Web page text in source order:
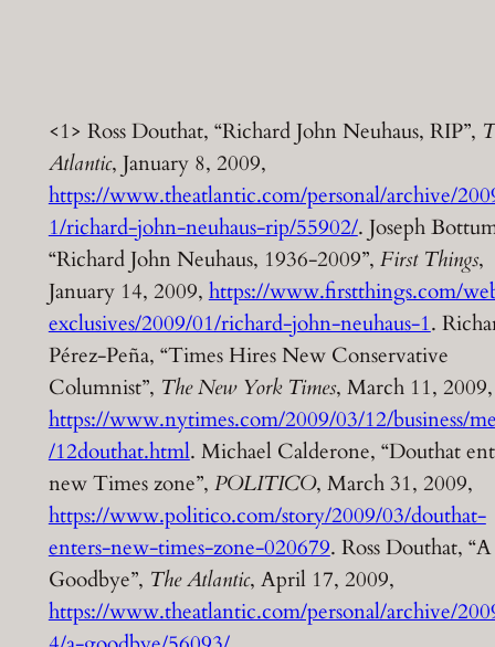
<1> Ross Douthat, “Richard John Neuhaus, RIP”,
Atlantic, January 8, 2009,
https://www.theatlantic.com/personal/archive/
1/richard-john-neuhaus-rip/55902/. Joseph
“Richard John Neuhaus, 1936-2009”, First Things,
January 14, 2009, https://www.firstthings.com/
exclusives/2009/01/richard-john-neuhaus-1.
Pérez-Peña, “Times Hires New Conservative
Columnist”, The New York Times, March 11, 2009,
https://www.nytimes.com/2009/03/12/business/
/12douthat.html. Michael Calderone, “Douthat
new Times zone”, POLITICO, March 31, 2009,
https://www.politico.com/story/2009/03/douthat-
enters-new-times-zone-020679. Ross Douthat, “A
Goodbye”, The Atlantic, April 17, 2009,
https://www.theatlantic.com/personal/archive/